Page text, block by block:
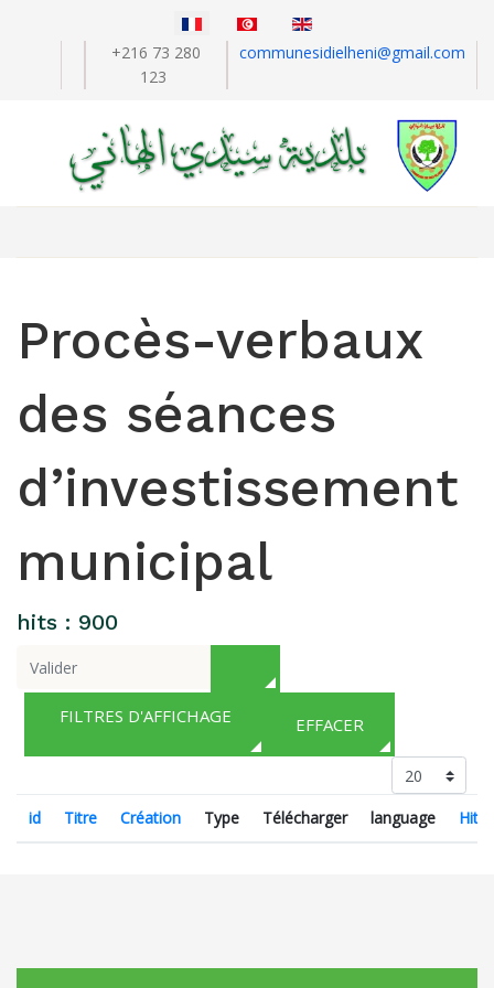
+216 73 280
123
communesidielheni@gmail.com
Procès-verbaux
des séances
d’investissement
municipal
hits : 900
EFFACER
id Titre Création Type Télécharger language Hits